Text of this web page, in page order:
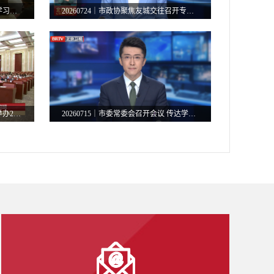
20260725｜市政协市委统战部暑期学习班举行专题报告会 20260724｜市政协聚焦友城交往召开专题协商会
20260721｜市政协市委统战部联合举办2026年暑期学习班 20260715｜市委常委会召开会议 传达学习习近平总书记重要讲话重要指示精神 研究三季度经济社会发展工作等事项